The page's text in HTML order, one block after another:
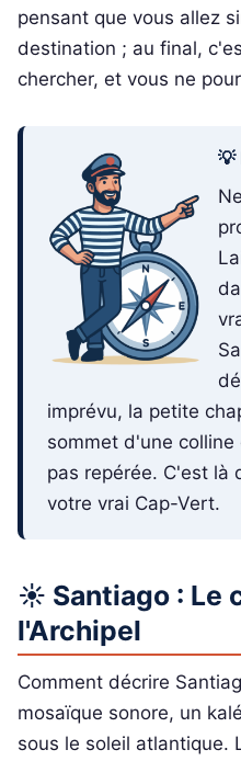
pensant que vous allez
destination ; au final,
chercher, et vous ne
💡
imprévu, la petite
sommet d'une colline
pas repérée. C'est là
votre vrai Cap-Vert.
☀️ Santiago : Le
l'Archipel
Comment décrire
mosaïque sonore, un
sous le soleil atlantique.